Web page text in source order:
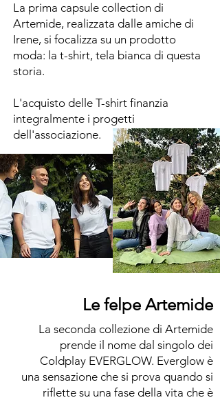
La prima capsule collection di
Artemide, realizzata dalle amiche di
Irene, si focalizza su un prodotto
moda: la t-shirt, tela bianca di questa
storia.
L'acquisto delle T-shirt finanzia
integralmente i progetti
dell'associazione.
Le felpe Artemide
La seconda collezione di Artemide
prende il nome dal singolo dei
Coldplay EVERGLOW. Everglow è
una sensazione che si prova quando si
riflette su una fase della vita che è